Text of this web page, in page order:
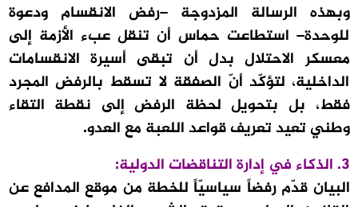
وبهذه الرسالة المزدوجة –رفض الانقسام ودعوة
للوحدة– استطاعت حماس أن تنقل عبء الأزمة إلى
معسكر الاحتلال بدل أن تبقى أسيرة الانقسامات
الداخلية، لتؤكّد أنّ الصفقة لا تسقط بالرفض المجرد
فقط، بل بتحويل لحظة الرفض إلى نقطة التقاء
وطني تعيد تعريف قواعد اللعبة مع العدو.
3. الذكاء في إدارة التناقضات الدولية:
البيان قدّم رفضاً سياسيّاً للخطة من موقع المدافع عن